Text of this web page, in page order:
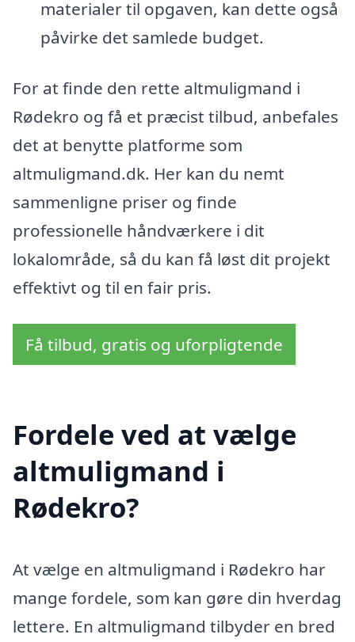
materialer til opgaven, kan dette også
påvirke det samlede budget.
For at finde den rette altmuligmand i
Rødekro og få et præcist tilbud, anbefales
det at benytte platforme som
altmuligmand.dk. Her kan du nemt
sammenligne priser og finde
professionelle håndværkere i dit
lokalområde, så du kan få løst dit projekt
effektivt og til en fair pris.
Få tilbud, gratis og uforpligtende
Fordele ved at vælge
altmuligmand i
Rødekro?
At vælge en altmuligmand i Rødekro har
mange fordele, som kan gøre din hverdag
lettere. En altmuligmand tilbyder en bred